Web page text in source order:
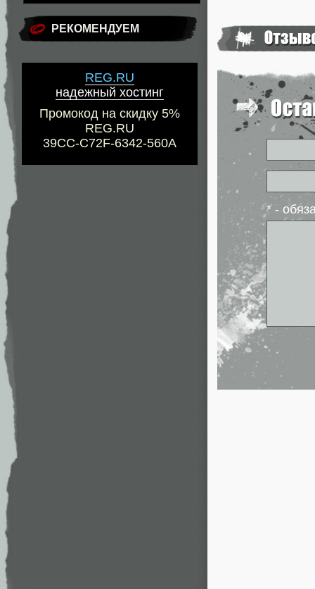
РЕКОМЕНДУЕМ
REG.RU
надежный хостинг
Промокод на скидку 5%
REG.RU
39CC-C72F-6342-560A
* -